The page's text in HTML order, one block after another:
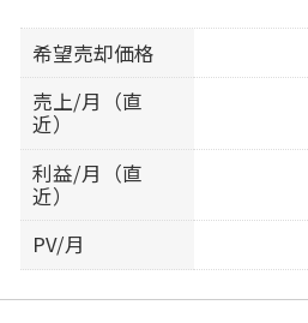
希望売却価格
売上/月（直
近）
利益/月（直
近）
PV/月